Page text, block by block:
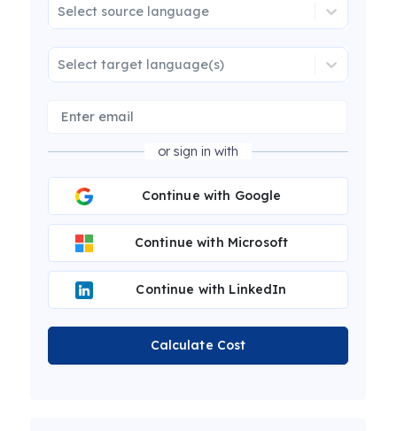
Select source language
Select target language(s)
or sign in with
Continue with Google
Continue with Microsoft
Continue with LinkedIn
Calculate Cost